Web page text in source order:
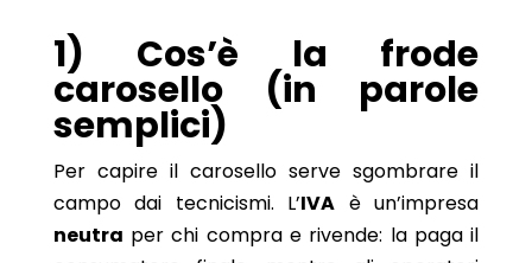
1) Cos’è la frode
carosello (in parole
semplici)
Per capire il carosello serve sgombrare il
campo dai tecnicismi. L’IVA è un’impresa
neutra per chi compra e rivende: la paga il